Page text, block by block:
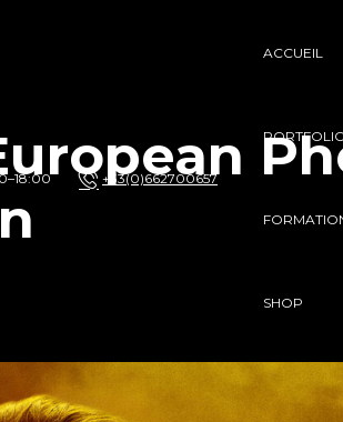
+33(0)662700657
ACCUEIL
SHOP